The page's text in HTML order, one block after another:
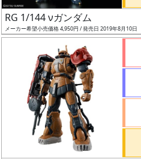
ギ
ャ
ラ
RG 1/144 νガンダム
メーカー希望小売価格 4,950円 / 発売日 2019年8月10日